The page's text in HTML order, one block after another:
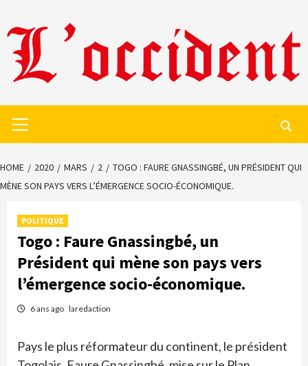
to
content
Menu
HOME 2020 MARS 2
TOGO : FAURE GNASSINGBÉ, UN PRÉSIDENT QUI
MÈNE SON PAYS VERS L’ÉMERGENCE SOCIO-ÉCONOMIQUE.
POLITIQUE
Togo : Faure Gnassingbé, un
Président qui mène son pays vers
l’émergence socio-économique.
6 ans ago laredaction
Pays le plus réformateur du continent, le président